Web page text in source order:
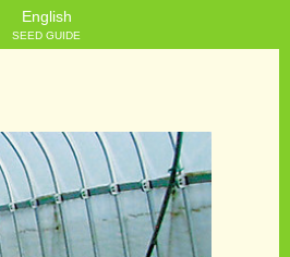
English
SEED GUIDE